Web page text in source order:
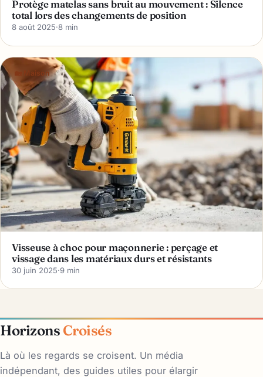
Protège matelas sans bruit au mouvement : Silence
total lors des changements de position
8 août 2025·8 min
🏡 Maison
Visseuse à choc pour maçonnerie : perçage et
vissage dans les matériaux durs et résistants
30 juin 2025·9 min
Horizons Croisés
Là où les regards se croisent. Un média
indépendant, des guides utiles pour élargir